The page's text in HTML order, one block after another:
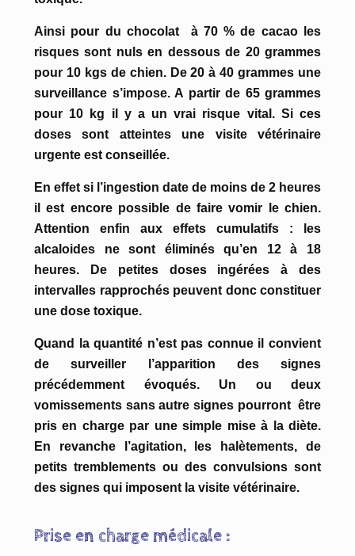
Ainsi pour du chocolat à 70 % de cacao les
risques sont nuls en dessous de 20 grammes
pour 10 kgs de chien. De 20 à 40 grammes une
surveillance s’impose. A partir de 65 grammes
pour 10 kg il y a un vrai risque vital. Si ces
doses sont atteintes une visite vétérinaire
urgente est conseillée.
En effet si l’ingestion date de moins de 2 heures
il est encore possible de faire vomir le chien.
Attention enfin aux effets cumulatifs : les
alcaloides ne sont éliminés qu’en 12 à 18
heures. De petites doses ingérées à des
intervalles rapprochés peuvent donc constituer
une dose toxique.
Quand la quantité n’est pas connue il convient
de surveiller l’apparition des signes
précédemment évoqués. Un ou deux
vomissements sans autre signes pourront être
pris en charge par une simple mise à la diète.
En revanche l’agitation, les halètements, de
petits tremblements ou des convulsions sont
des signes qui imposent la visite vétérinaire.
Prise en charge médicale :